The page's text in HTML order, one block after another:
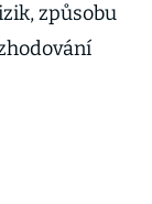
způsobu